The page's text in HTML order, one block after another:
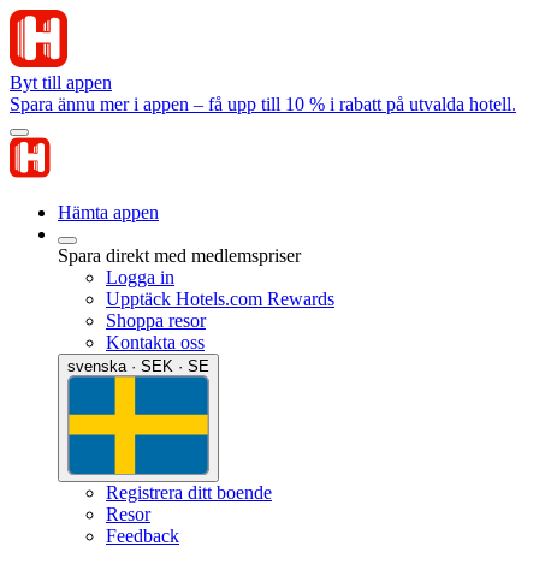
Byt till appen
Spara ännu mer i appen – få upp till 10 % i rabatt på utvalda hotell.
Hämta appen
Spara direkt med medlemspriser
Logga in
Upptäck Hotels.com Rewards
Shoppa resor
Kontakta oss
svenska · SEK · SE
Registrera ditt boende
Resor
Feedback